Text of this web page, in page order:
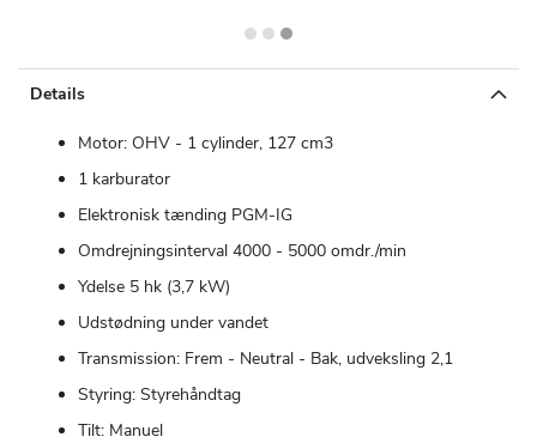
Details
Motor: OHV - 1 cylinder, 127 cm3
1 karburator
Elektronisk tænding PGM-IG
Omdrejningsinterval 4000 - 5000 omdr./min
Ydelse 5 hk (3,7 kW)
Udstødning under vandet
Transmission: Frem - Neutral - Bak, udveksling 2,1
Styring: Styrehåndtag
Tilt: Manuel